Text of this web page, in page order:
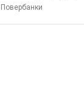
Повербанки